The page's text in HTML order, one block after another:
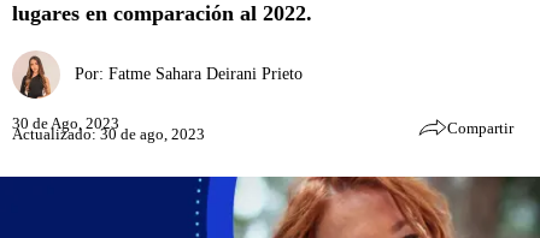
lugares en comparación al 2022.
Por: Fatme Sahara Deirani Prieto
30 de Ago, 2023
Actualizado: 30 de ago, 2023 Compartir